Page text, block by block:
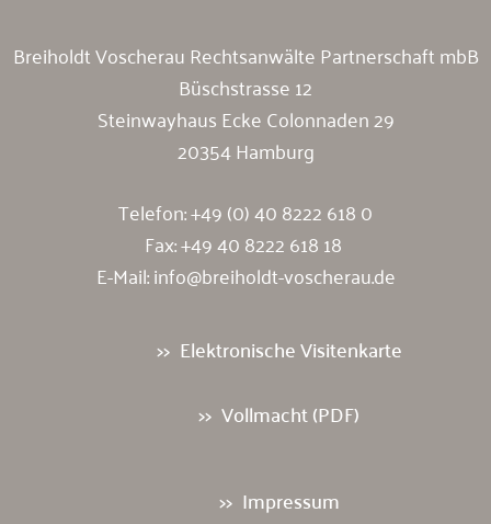
Breiholdt Voscherau Rechtsanwälte Partnerschaft mbB
Büschstrasse 12
Steinwayhaus Ecke Colonnaden 29
20354 Hamburg
Telefon:+49 (0) 40 8222 618 0
Fax: +49 40 8222 618 18
E-Mail:info@breiholdt-voscherau.de
Elektronische Visitenkarte
Vollmacht (PDF)
Impressum